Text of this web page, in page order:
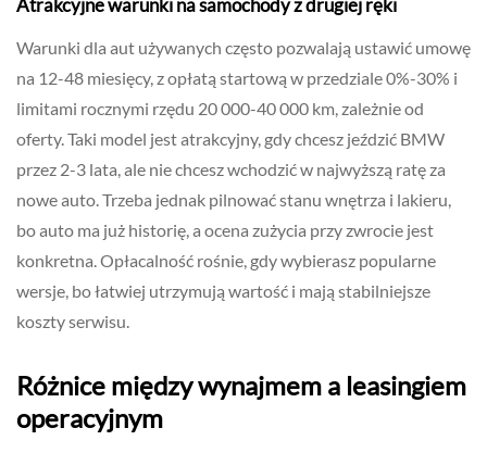
Atrakcyjne warunki na samochody z drugiej ręki
Warunki dla aut używanych często pozwalają ustawić umowę
na 12-48 miesięcy, z opłatą startową w przedziale 0%-30% i
limitami rocznymi rzędu 20 000-40 000 km, zależnie od
oferty. Taki model jest atrakcyjny, gdy chcesz jeździć BMW
przez 2-3 lata, ale nie chcesz wchodzić w najwyższą ratę za
nowe auto. Trzeba jednak pilnować stanu wnętrza i lakieru,
bo auto ma już historię, a ocena zużycia przy zwrocie jest
konkretna. Opłacalność rośnie, gdy wybierasz popularne
wersje, bo łatwiej utrzymują wartość i mają stabilniejsze
koszty serwisu.
Różnice między wynajmem a leasingiem
operacyjnym